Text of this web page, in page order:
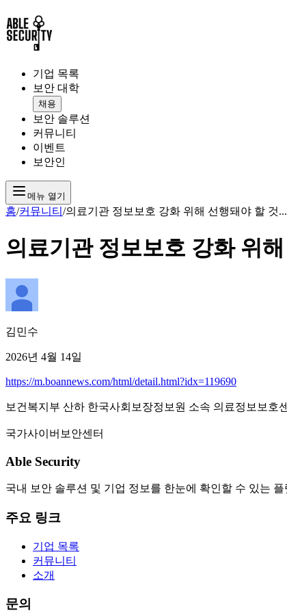
기업 목록
보안 대학
채용
보안 솔루션
커뮤니티
이벤트
보안인
메뉴 열기
홈/커뮤니티 /의료기관 정보보호 강화 위해 선행돼야 할 것
의료기관 정보보호 강화 위
김민수
2026년 4월 14일
https://m.boannews.com/html/detail.html?idx=119690
보건복지부 산하 한국사회보장정보원 소속 의료정보보호센
국가사이버보안센터
Able Security
국내 보안 솔루션 및 기업 정보를 한눈에 확인할 수 있는 플
주요 링크
기업 목록
커뮤니티
소개
문의